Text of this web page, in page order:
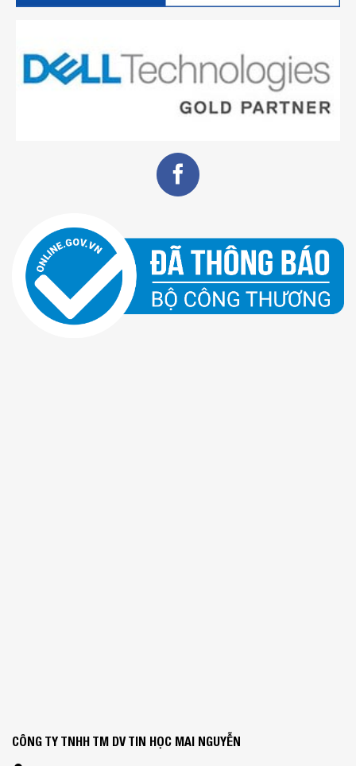
CÔNG TY TNHH TM DV TIN HỌC MAI NGUYỄN